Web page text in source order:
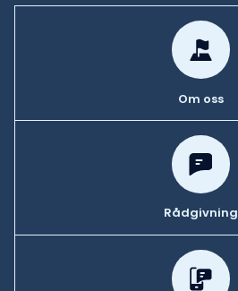
Om oss
Rådgivning